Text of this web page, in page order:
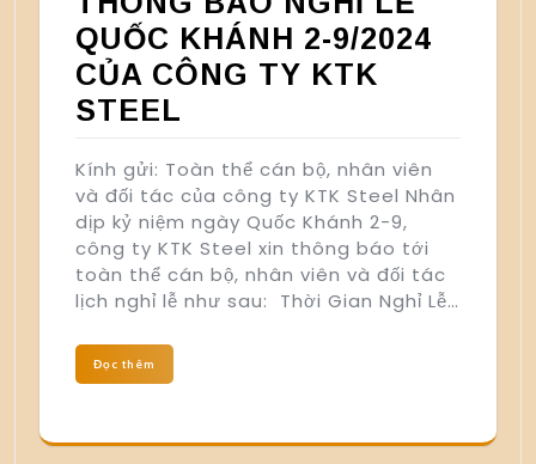
QUỐC KHÁNH 2-9/2024
CỦA CÔNG TY KTK
STEEL
Kính gửi: Toàn thể cán bộ, nhân viên
và đối tác của công ty KTK Steel Nhân
dịp kỷ niệm ngày Quốc Khánh 2-9,
công ty KTK Steel xin thông báo tới
toàn thể cán bộ, nhân viên và đối tác
lịch nghỉ lễ như sau: Thời Gian Nghỉ Lễ…
Đọc thêm